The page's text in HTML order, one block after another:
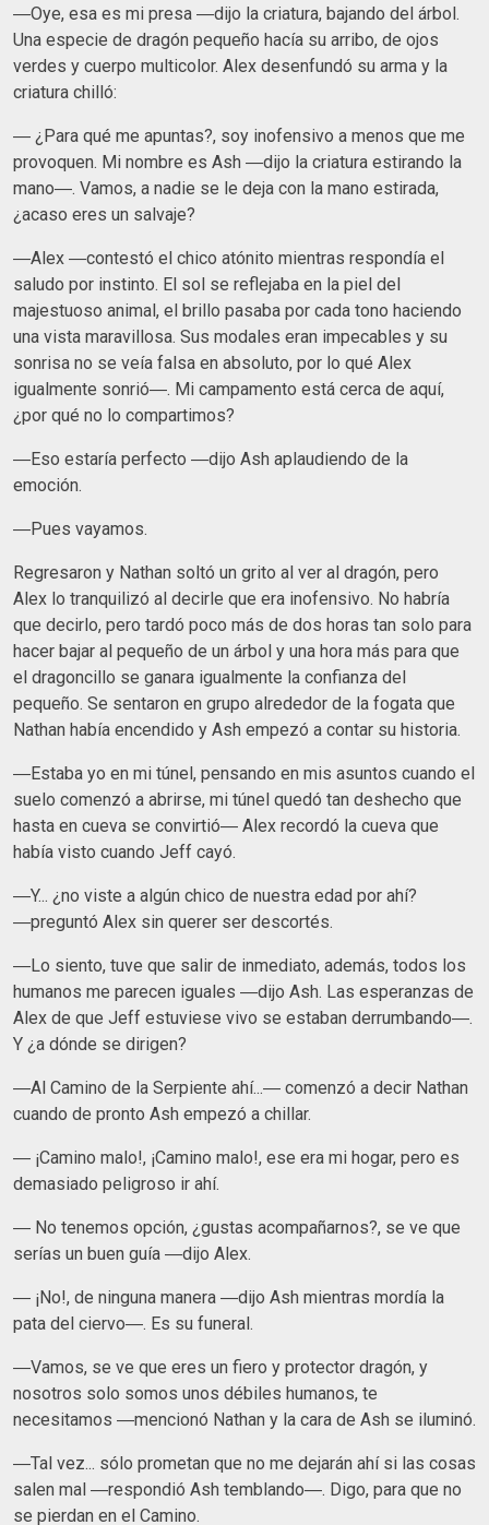
―Oye, esa es mi presa ―dijo la criatura, bajando del árbol.
Una especie de dragón pequeño hacía su arribo, de ojos
verdes y cuerpo multicolor. Alex desenfundó su arma y la
criatura chilló:
― ¿Para qué me apuntas?, soy inofensivo a menos que me
provoquen. Mi nombre es Ash ―dijo la criatura estirando la
mano―. Vamos, a nadie se le deja con la mano estirada,
¿acaso eres un salvaje?
―Alex ―contestó el chico atónito mientras respondía el
saludo por instinto. El sol se reflejaba en la piel del
majestuoso animal, el brillo pasaba por cada tono haciendo
una vista maravillosa. Sus modales eran impecables y su
sonrisa no se veía falsa en absoluto, por lo qué Alex
igualmente sonrió―. Mi campamento está cerca de aquí,
¿por qué no lo compartimos?
―Eso estaría perfecto ―dijo Ash aplaudiendo de la
emoción.
―Pues vayamos.
Regresaron y Nathan soltó un grito al ver al dragón, pero
Alex lo tranquilizó al decirle que era inofensivo. No habría
que decirlo, pero tardó poco más de dos horas tan solo para
hacer bajar al pequeño de un árbol y una hora más para que
el dragoncillo se ganara igualmente la confianza del
pequeño. Se sentaron en grupo alrededor de la fogata que
Nathan había encendido y Ash empezó a contar su historia.
―Estaba yo en mi túnel, pensando en mis asuntos cuando el
suelo comenzó a abrirse, mi túnel quedó tan deshecho que
hasta en cueva se convirtió― Alex recordó la cueva que
había visto cuando Jeff cayó.
―Y... ¿no viste a algún chico de nuestra edad por ahí?
―preguntó Alex sin querer ser descortés.
―Lo siento, tuve que salir de inmediato, además, todos los
humanos me parecen iguales ―dijo Ash. Las esperanzas de
Alex de que Jeff estuviese vivo se estaban derrumbando―.
Y ¿a dónde se dirigen?
―Al Camino de la Serpiente ahí...― comenzó a decir Nathan
cuando de pronto Ash empezó a chillar.
― ¡Camino malo!, ¡Camino malo!, ese era mi hogar, pero es
demasiado peligroso ir ahí.
― No tenemos opción, ¿gustas acompañarnos?, se ve que
serías un buen guía ―dijo Alex.
― ¡No!, de ninguna manera ―dijo Ash mientras mordía la
pata del ciervo―. Es su funeral.
―Vamos, se ve que eres un fiero y protector dragón, y
nosotros solo somos unos débiles humanos, te
necesitamos ―mencionó Nathan y la cara de Ash se iluminó.
―Tal vez... sólo prometan que no me dejarán ahí si las cosas
salen mal ―respondió Ash temblando―. Digo, para que no
se pierdan en el Camino.